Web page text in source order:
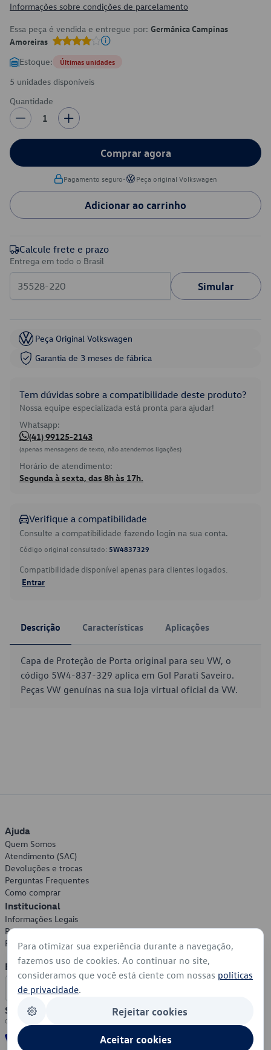
Informações sobre condições de parcelamento
Essa peça é vendida e entregue por: Germânica Campinas
Amoreiras
Estoque: Últimas unidades
5 unidades disponíveis
Quantidade
1
Comprar agora
Pagamento seguro• Peça original Volkswagen
Adicionar ao carrinho
Calcule frete e prazo
Entrega em todo o Brasil
Simular
Peça Original Volkswagen
Garantia de 3 meses de fábrica
Tem dúvidas sobre a compatibilidade deste produto?
Nossa equipe especializada está pronta para ajudar!
Whatsapp:
(41) 99125-2143
(apenas mensagens de texto, não atendemos ligações)
Horário de atendimento:
Segunda à sexta, das 8h às 17h.
Verifique a compatibilidade
Consulte a compatibilidade fazendo login na sua conta.
Código original consultado: 5W4837329
Compatibilidade disponível apenas para clientes logados.
Entrar
Descrição Características Aplicações
Capa de Proteção de Porta original para seu VW, o
código 5W4-837-329 aplica em Gol Parati Saveiro.
Peças VW genuínas na sua loja virtual oficial da VW.
Ajuda
Quem Somos
Atendimento (SAC)
Devoluções e trocas
Perguntas Frequentes
Como comprar
Institucional
Informações Legais
Política de Privacidade
Política de Cookies
Formas de Pagamento
Segurança
Para otimizar sua experiência durante a navegação,
fazemos uso de cookies. Ao continuar no site,
consideramos que você está ciente com nossas políticas
de privacidade.
Rejeitar cookies
Aceitar cookies